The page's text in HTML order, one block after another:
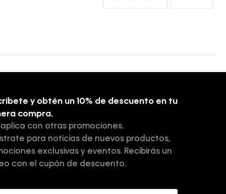
y obtén un 10% de descuento en tu
compra.
aplica con otras promociones.
para noticias de nuevos productos,
exclusivas y eventos. Recibirás un
con el cupón de descuento.